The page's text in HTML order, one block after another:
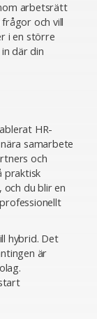
arbetsrätt
och vill
i en större
där din
HR-
samarbete
och
praktisk
du blir en
hybrid. Det
är